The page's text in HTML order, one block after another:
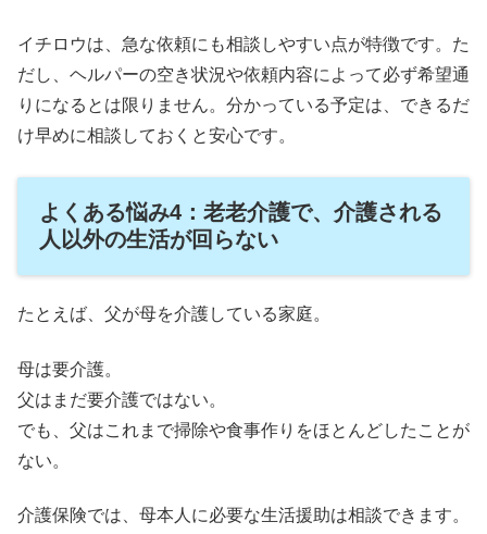
イチロウは、急な依頼にも相談しやすい点が特徴です。た
だし、ヘルパーの空き状況や依頼内容によって必ず希望通
りになるとは限りません。分かっている予定は、できるだ
け早めに相談しておくと安心です。
よくある悩み4：老老介護で、介護される
人以外の生活が回らない
たとえば、父が母を介護している家庭。
母は要介護。
父はまだ要介護ではない。
でも、父はこれまで掃除や食事作りをほとんどしたことが
ない。
介護保険では、母本人に必要な生活援助は相談できます。